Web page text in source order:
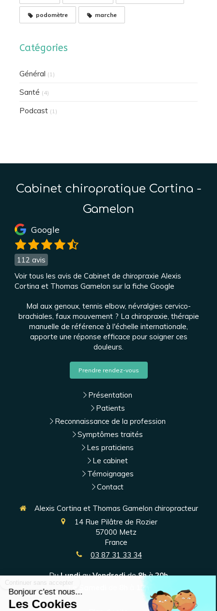
podomètre marche
Catégories
Général (1)
Santé (4)
Podcast (1)
Cabinet chiropratique Cortina -
Gamelon
Google
112 avis
Voir tous les avis de Cabinet de chiropraxie Alexis
Cortina et Thomas Gamelon sur la fiche Google
Mal aux genoux, tennis elbow, névralgies cervico-
brachiales, faux mouvement ? La chiropraxie, thérapie
manuelle de référence à l'échelle internationale,
apporte une réponse efficace pour soigner ces
douleurs.
Prendre rendez-vous
Présentation
Patients
Reconnaissance de la profession
Symptômes traités
Les praticiens
Le cabinet
Témoignages
Contact
Alexis Cortina et Thomas Gamelon chiropracteur
14 Rue Pilâtre de Rozier
57000 Metz
France
03 87 31 33 34
DuLundiauVendredide8hà20h
Le
12h